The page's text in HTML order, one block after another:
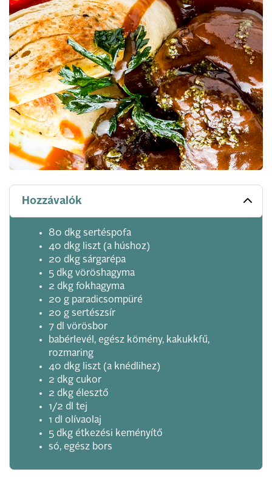
Hozzávalók
80 dkg sertéspofa
40 dkg liszt (a húshoz)
20 dkg sárgarépa
5 dkg vöröshagyma
2 dkg fokhagyma
20 g paradicsompüré
20 g sertészsír
7 dl vörösbor
babérlevél, egész kömény, kakukkfű,
rozmaring
40 dkg liszt (a knédlihez)
2 dkg cukor
2 dkg élesztő
1/2 dl tej
1 dl olívaolaj
5 dkg étkezési keményítő
só, egész bors